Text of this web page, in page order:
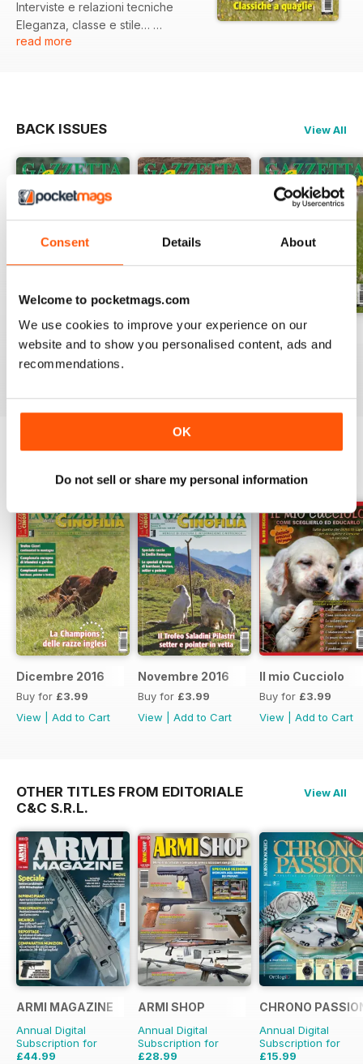
Consent Details About
Welcome to pocketmags.com
We use cookies to improve your experience on our
website and to show you personalised content, ads and
recommendations.
OK
Do not sell or share my personal information
Interviste e relazioni tecniche
Eleganza, classe e stile…
che differenza c’è?
read more
BACK ISSUES View All
Luglio 2026
Buy for£3.99
Giuigno 2026
Buy for £3.99
Maggio 2026
Buy for£3.99
SPECIAL EDITIONS
Dicembre 2016
Buy for £3.99
View
Add to Cart
Novembre 2016
Buy for £3.99
View
Add to Cart
Il mio Cucciolo
Buy for £3.99
View
Add to Cart
OTHER TITLES FROM EDITORIALE
C&C S.R.L.
View All
ARMI MAGAZINE
Annual Digital
Subscription for
£44.99
ARMI SHOP
Annual Digital
Subscription for
£28.99
CHRONO
Annual Digital
Subscription for
£15.99